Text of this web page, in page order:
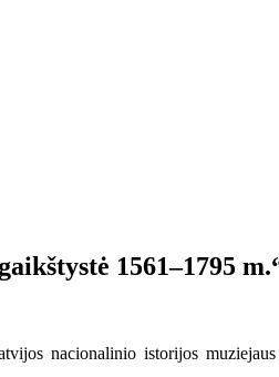
1561–1795
nacionalinio istorijos